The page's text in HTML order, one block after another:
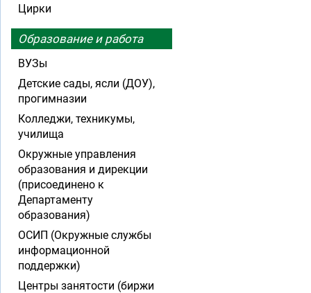
Цирки
Образование и работа
ВУЗы
Детские сады, ясли (ДОУ),
прогимназии
Колледжи, техникумы,
училища
Окружные управления
образования и дирекции
(присоединено к
Департаменту
образования)
ОСИП (Окружные службы
информационной
поддержки)
Центры занятости (биржи